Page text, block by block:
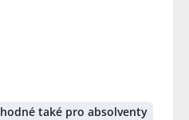
také pro absolventy